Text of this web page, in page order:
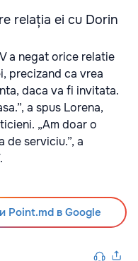
a negat orice relatie
precizand ca vrea
daca va fi invitata.
a spus Lorena,
„Am doar o
serviciu.”, a
Point.md в Google